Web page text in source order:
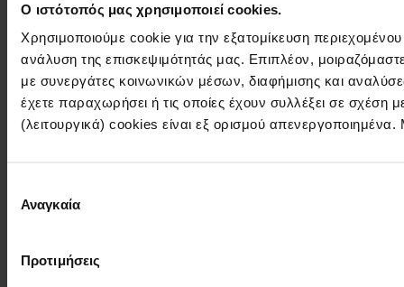
Ο ιστότοπός μας χρησιμοποιεί cookies.
Χρησιμοποιούμε cookie για την εξατομίκευση
ανάλυση της επισκεψιμότητάς μας. Επιπλέον,
με συνεργάτες κοινωνικών μέσων, διαφήμισης και
έχετε παραχωρήσει ή τις οποίες έχουν συλλέξει σε
(λειτουργικά) cookies είναι εξ ορισμού
συγκατάθεσης
Αναγκαία
Προτιμήσεις